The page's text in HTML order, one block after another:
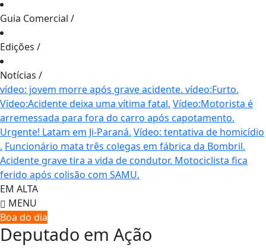
Guia Comercial /
Edições /
Notícias /
vídeo: jovem morre após grave acidente. vídeo:Furto.
Vídeo:Acidente deixa uma vítima fatal. Vídeo:Motorista é
arremessada para fora do carro após capotamento.
Urgente! Latam em Ji-Paraná. Vídeo: tentativa de homicídio
. Funcionário mata três colegas em fábrica da Bombril.
Acidente grave tira a vida de condutor. Motociclista fica
ferido após colisão com SAMU.
EM ALTA
MENU
Boa do dia
Deputado em Ação